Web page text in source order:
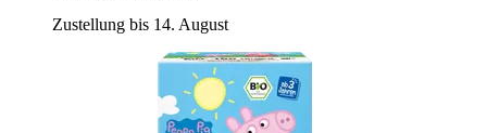
Zustellung bis 14. August